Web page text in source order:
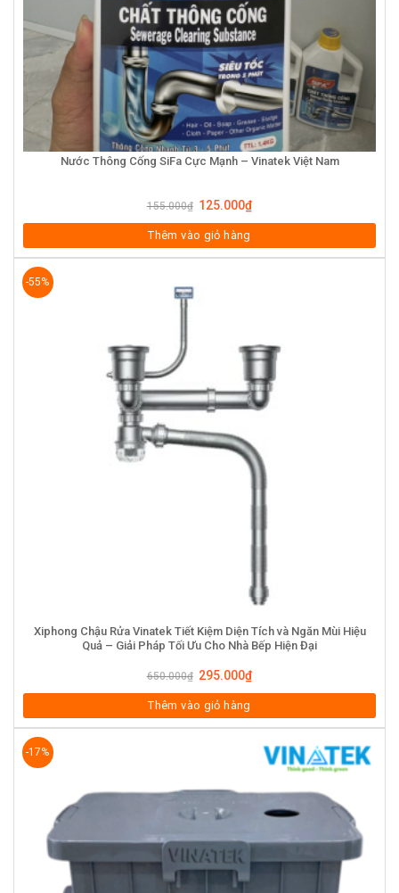
Nước Thông Cống SiFa Cực Mạnh – Vinatek Việt Nam
155.000₫ 125.000₫
Thêm vào giỏ hàng
-55%
Xiphong Chậu Rửa Vinatek Tiết Kiệm Diện Tích và Ngăn Mùi Hiệu
Quả – Giải Pháp Tối Ưu Cho Nhà Bếp Hiện Đại
650.000₫ 295.000₫
Thêm vào giỏ hàng
-17%